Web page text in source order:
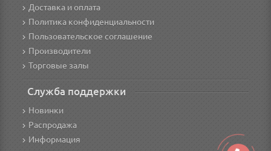
Доставка и оплата
Политика конфиденциальности
Пользовательское соглашение
Производители
Торговые залы
Служба поддержки
Новинки
Распродажа
Информация